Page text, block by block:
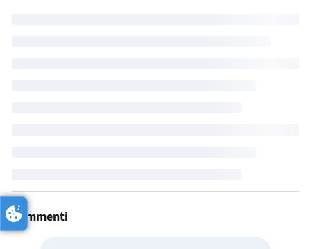
Commenti